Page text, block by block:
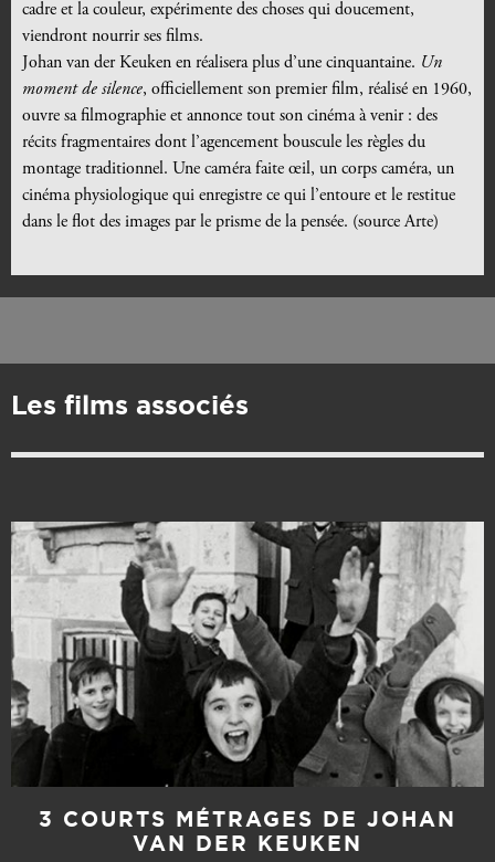
cadre et la couleur, expérimente des choses qui doucement,
viendront nourrir ses films.
Johan van der Keuken en réalisera plus d’une cinquantaine. Un
moment de silence, officiellement son premier film, réalisé en 1960,
ouvre sa filmographie et annonce tout son cinéma à venir : des
récits fragmentaires dont l’agencement bouscule les règles du
montage traditionnel. Une caméra faite œil, un corps caméra, un
cinéma physiologique qui enregistre ce qui l’entoure et le restitue
dans le flot des images par le prisme de la pensée. (source Arte)
Les films associés
3 COURTS MÉTRAGES DE JOHAN
VAN DER KEUKEN